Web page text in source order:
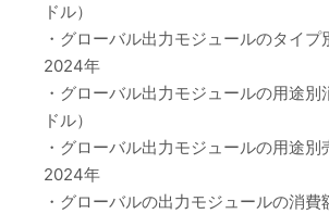
ドル）
・グローバル出力モジュールのタイプ
2024年
・グローバル出力モジュールの用途
ドル）
・グローバル出力モジュールの用途別
2024年
・グローバルの出力モジュールの消費